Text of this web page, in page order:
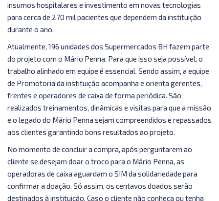
insumos hospitalares e investimento em novas tecnologias
para cerca de 270 mil pacientes que dependem da instituição
durante o ano.
Atualmente, 196 unidades dos Supermercados BH fazem parte
do projeto com o Mário Penna. Para que isso seja possível, o
trabalho alinhado em equipe é essencial. Sendo assim, a equipe
de Promotoria da instituição acompanha e orienta gerentes,
frentes e operadores de caixa de forma periódica. São
realizados treinamentos, dinâmicas e visitas para que a missão
e o legado do Mário Penna sejam compreendidos e repassados
aos clientes garantindo bons resultados ao projeto.
No momento de concluir a compra, após perguntarem ao
cliente se desejam doar o troco para o Mário Penna, as
operadoras de caixa aguardam o SIM da solidariedade para
confirmar a doação. Só assim, os centavos doados serão
destinados à instituição. Caso o cliente não conheça ou tenha